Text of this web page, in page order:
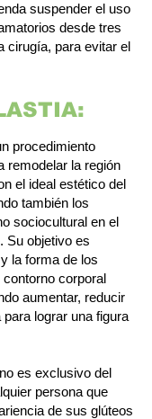
suspender el uso
desde tres
cirugía, para evitar el
procedimiento
remodelar la región
el ideal estético del
también los
sociocultural en el
Su objetivo es
la forma de los
corporal
aumentar, reducir
lograr una figura
es exclusivo del
persona que
de sus glúteos